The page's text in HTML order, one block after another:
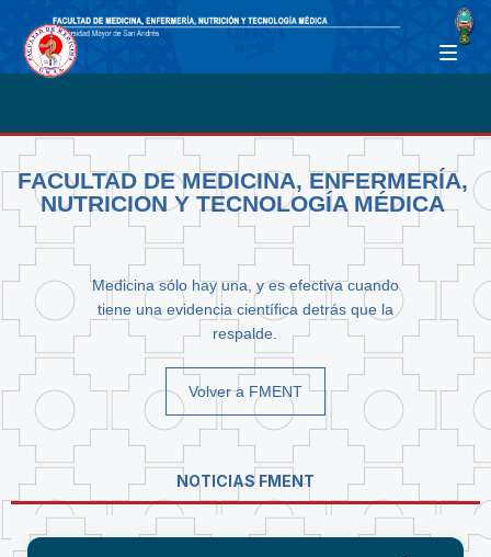
FACULTAD DE MEDICINA, ENFERMERÍA,
NUTRICION Y TECNOLOGÍA MÉDICA
Medicina sólo hay una, y es efectiva cuando
tiene una evidencia científica detrás que la
respalde.
Volver a FMENT
NOTICIAS FMENT